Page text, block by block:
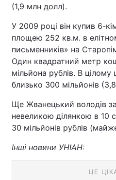
(1,9 млн долл).
У 2009 році він купив 6-
площею 252 кв.м. в
письменників» на
Один квадратний метр
мільйона рублів. В
близько 300 мільйонів
Ще Жванецький володів
невеликою ділянкою в 10
30 мільйонів рублів
Інші новини УНІАН: